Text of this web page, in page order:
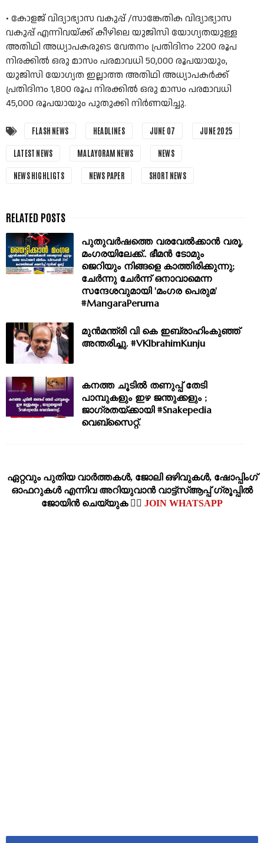
• കോളജ് വിദ്യാഭ്യാസ വകുപ്പ് /സാങ്കേതിക വിദ്യാഭ്യാസ
വകുപ്പ് എന്നിവയ്ക്ക് കീഴിലെ യുജിസി യോഗ്യതയുള്ള
അതിഥി അധ്യാപകരുടെ വേതനം പ്രതിദിനം 2200 രൂപ
നിരക്കിൽ ഒരു മാസം പരമാവധി 50,000 രൂപയായും,
യുജിസി യോഗ്യത ഇല്ലാത്ത അതിഥി അധ്യാപകർക്ക്
പ്രതിദിനം 1,800 രൂപ നിരക്കിൽ ഒരു മാസം പരമാവധി
45,000 രൂപയായും പുതുക്കി നിർണയിച്ചു.
FLASH NEWS HEADLINES JUNE 07 JUNE 2025
LATEST NEWS MALAYORAM NEWS NEWS
NEWS HIGHLIGTS NEWS PAPER SHORT NEWS
പുതുവര്‍ഷത്തെ വരവേല്‍ക്കാന്‍ വരൂ,
മംഗരയിലേക്ക്.. ഭീമന്‍ ടോമും
ജെറിയും നിങ്ങളെ കാത്തിരിക്കുന്നു;
ചേര്‍ന്നു ചേര്‍ന്ന് ഒനാവാമെന്ന
സന്ദേശവുമായി 'മംഗര പെരുമ'
#MangaraPeruma
മുന്‍മന്ത്രി വി കെ ഇബ്രാഹിംകുഞ്ഞ്
അന്തരിച്ചു. #VKIbrahimKunju
കനത്ത ചൂടിൽ തണുപ്പ് തേടി
പാമ്പുകളും ഇഴ ജന്തുക്കളും ;
ജാഗ്രതയ്ക്കായി #Snakepedia
വെബ്‌സൈറ്റ്.
ഏറ്റവും പുതിയ വാര്‍ത്തകള്‍, ജോലി ഒഴിവുകള്‍, ഷോപ്പിംഗ്‌
ഓഫറുകള്‍ എന്നിവ അറിയുവാന്‍ വാട്ട്സ്ആപ്പ് ഗ്രൂപ്പില്‍
ജോയിന്‍ ചെയ്യുക 👉🏽 JOIN WHATSAPP